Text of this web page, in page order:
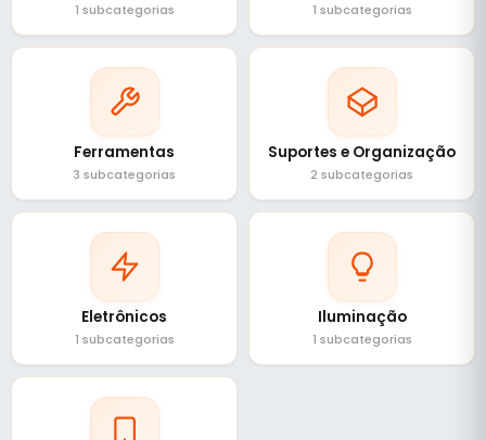
1 subcategorias 1 subcategorias
Ferramentas
3 subcategorias
Suportes e Organização
2 subcategorias
Eletrônicos
1 subcategorias
Iluminação
1 subcategorias